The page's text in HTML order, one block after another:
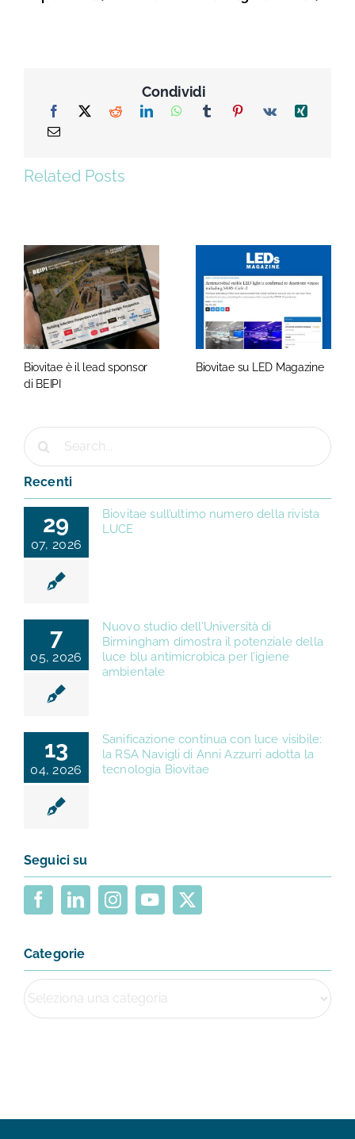
Condividi
Related Posts
Biovitae è il lead sponsor
di BEIPI
Biovitae su LED Magazine
Cerca
per:
Recenti
29
07, 2026
Biovitae sull’ultimo numero della rivista
LUCE
7
05, 2026
Nuovo studio dell’Università di
Birmingham dimostra il potenziale della
luce blu antimicrobica per l’igiene
ambientale
13
04, 2026
Sanificazione continua con luce visibile:
la RSA Navigli di Anni Azzurri adotta la
tecnologia Biovitae
Seguici su
Categorie